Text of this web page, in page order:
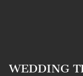
WEDDING